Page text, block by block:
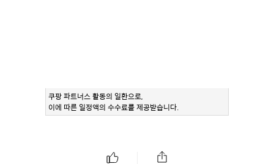
쿠팡 파트너스 활동의 일환으로,
이에 따른 일정액의 수수료를 제공받습니다.